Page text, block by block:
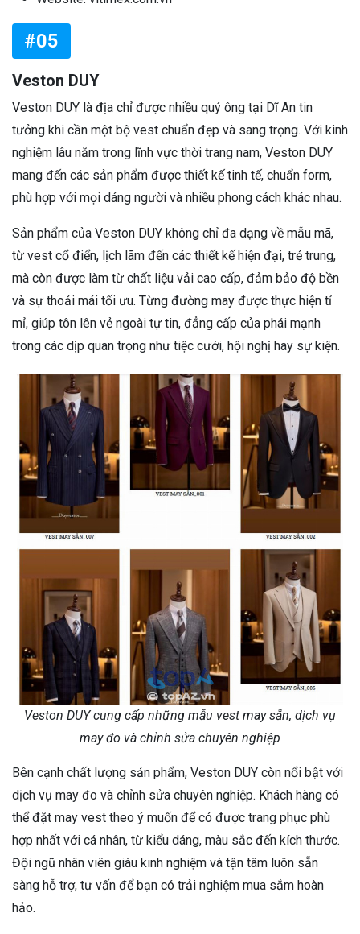
#05
Veston DUY
Veston DUY là địa chỉ được nhiều quý ông tại Dĩ An tin
tưởng khi cần một bộ vest chuẩn đẹp và sang trọng. Với kinh
nghiệm lâu năm trong lĩnh vực thời trang nam, Veston DUY
mang đến các sản phẩm được thiết kế tinh tế, chuẩn form,
phù hợp với mọi dáng người và nhiều phong cách khác nhau.
Sản phẩm của Veston DUY không chỉ đa dạng về mẫu mã,
từ vest cổ điển, lịch lãm đến các thiết kế hiện đại, trẻ trung,
mà còn được làm từ chất liệu vải cao cấp, đảm bảo độ bền
và sự thoải mái tối ưu. Từng đường may được thực hiện tỉ
mỉ, giúp tôn lên vẻ ngoài tự tin, đẳng cấp của phái mạnh
trong các dịp quan trọng như tiệc cưới, hội nghị hay sự kiện.
Veston DUY cung cấp những mẫu vest may sẵn, dịch vụ
may đo và chỉnh sửa chuyên nghiệp
Bên cạnh chất lượng sản phẩm, Veston DUY còn nổi bật với
dịch vụ may đo và chỉnh sửa chuyên nghiệp. Khách hàng có
thể đặt may vest theo ý muốn để có được trang phục phù
hợp nhất với cá nhân, từ kiểu dáng, màu sắc đến kích thước.
Đội ngũ nhân viên giàu kinh nghiệm và tận tâm luôn sẵn
sàng hỗ trợ, tư vấn để bạn có trải nghiệm mua sắm hoàn
hảo.